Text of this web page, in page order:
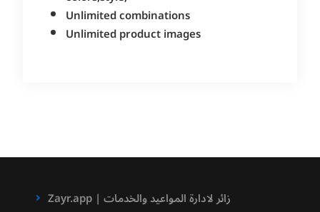
Unlimited combinations
Unlimited product images
Zayr.app | زائر لادارة المواعيد والخدمات